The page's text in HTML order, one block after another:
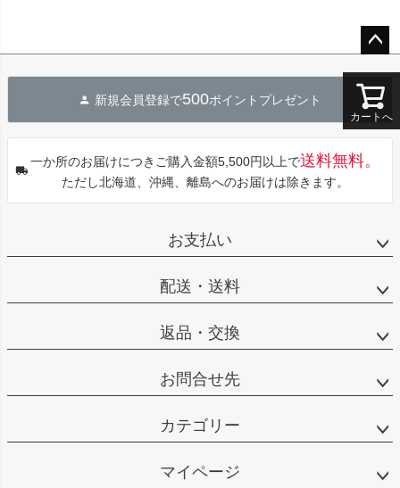
カートへ
ジト
ップ
へ
新規会員登録で500ポイントプレゼント
一か所のお届けにつきご購入金額5,500円以上で送料無料。
ただし北海道、沖縄、離島へのお届けは除きます。
お支払い
配送・送料
返品・交換
お問合せ先
カテゴリー
マイページ